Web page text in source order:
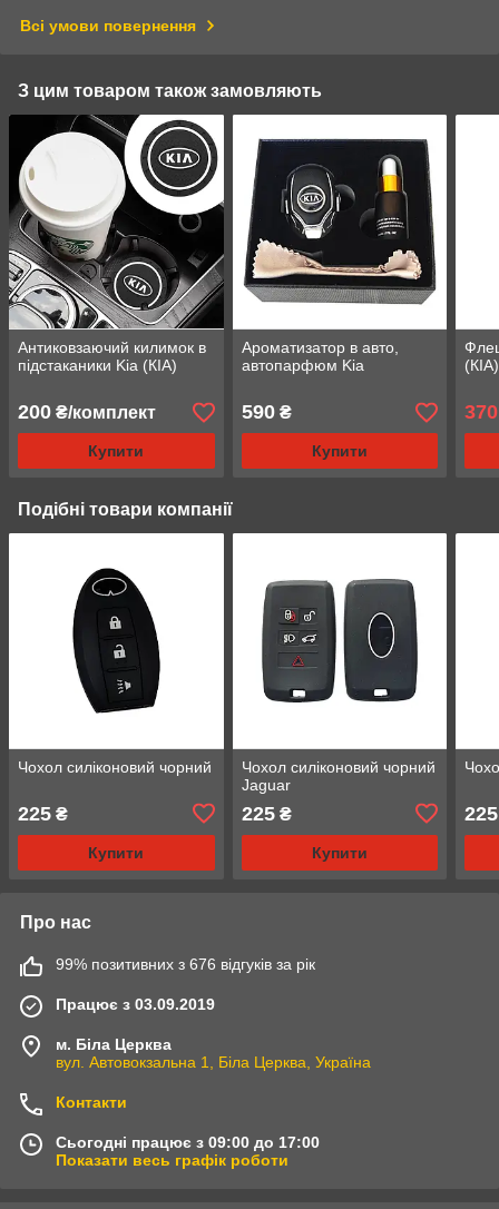
Всі умови повернення
З цим товаром також замовляють
Антиковзаючий килимок в
підстаканики Kia (КІА)
200 ₴/комплект
Купити
Ароматизатор в авто,
автопарфюм Kia
590₴
Купити
Подібні товари компанії
Чохол силіконовий чорний
225 ₴
Купити
Чохол силіконовий чорний
Jaguar
225₴
Купити
225
Про нас
99% позитивних з 676 відгуків за рік
Працює з 03.09.2019
м. Біла Церква
вул. Автовокзальна 1, Біла Церква, Україна
Контакти
Сьогодні працює з 09:00 до 17:00
Показати весь графік роботи